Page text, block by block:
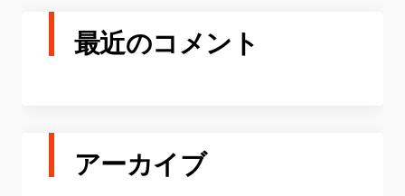
最近のコメント
アーカイブ